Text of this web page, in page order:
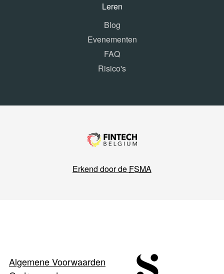
Leren
Blog
Evenementen
FAQ
Risico's
Erkend door de FSMA
Algemene Voorwaarden